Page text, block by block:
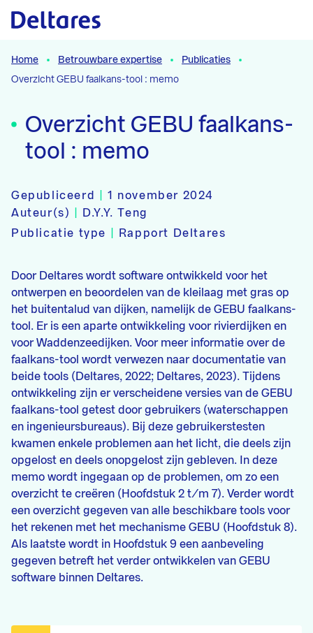
Naar hoofdcontent
Home Betrouwbare expertise
Publicaties
Overzicht GEBU faalkans-tool : memo
Overzicht GEBU faalkans-
tool : memo
Gepubliceerd |1 november 2024
Auteur(s)
D.Y.Y. Teng
Publicatie type
Rapport Deltares
Door Deltares wordt software ontwikkeld voor het
ontwerpen en beoordelen van de kleilaag met gras op
het buitentalud van dijken, namelijk de GEBU faalkans-
tool. Er is een aparte ontwikkeling voor rivierdijken en
voor Waddenzeedijken. Voor meer informatie over de
faalkans-tool wordt verwezen naar documentatie van
beide tools (Deltares, 2022; Deltares, 2023). Tijdens
ontwikkeling zijn er verscheidene versies van de GEBU
faalkans-tool getest door gebruikers (waterschappen
en ingenieursbureaus). Bij deze gebruikerstesten
kwamen enkele problemen aan het licht, die deels zijn
opgelost en deels onopgelost zijn gebleven. In deze
memo wordt ingegaan op de problemen, om zo een
overzicht te creëren (Hoofdstuk 2 t/m 7). Verder wordt
een overzicht gegeven van alle beschikbare tools voor
het rekenen met het mechanisme GEBU (Hoofdstuk 8).
Als laatste wordt in Hoofdstuk 9 een aanbeveling
gegeven betreft het verder ontwikkelen van GEBU
software binnen Deltares.